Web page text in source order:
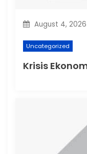
n
August 4, 2026
Uncategorized